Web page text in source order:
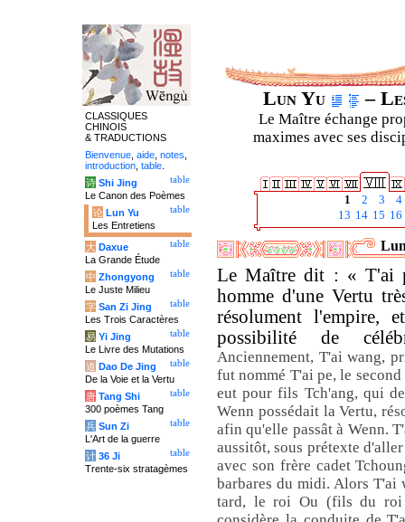
Lun Yu –
Le Maître échange
maximes avec ses
1 2 3
4
13 14 15 16
Le Maître dit : « T'ai
homme d'une Vertu
résolument l'empire,
possibilité de
Anciennement, T'ai wang,
fut nommé T'ai pe, le
eut pour fils Tch'ang, qui
Wenn possédait la Vertu,
afin qu'elle passât à Wenn.
aussitôt, sous prétexte
avec son frère cadet
barbares du midi. Alors T'ai
tard, le roi Ou (fils du roi
CLASSIQUES
CHINOIS
& TRADUCTIONS
Bienvenue aide notes
introduction table
table
诗 Shi Jing
Le Canon des Poèmes
table
论 Lun Yu
Les Entretiens
table
大 Daxue
La Grande Étude
table
中 Zhongyong
Le Juste Milieu
table
字 San Zi Jing
Les Trois Caractères
table
易 Yi Jing
Le Livre des Mutations
table
道 Dao De Jing
De la Voie et la Vertu
table
唐 Tang Shi
300 poèmes Tang
table
兵 Sun Zi
L'Art de la guerre
table
计 36 Ji
Trente-six stratagèmes